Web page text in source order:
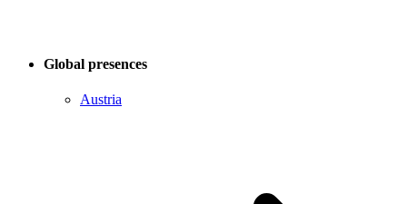
Global presences
Austria